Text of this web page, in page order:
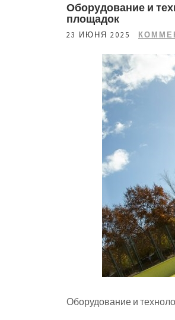
Оборудование и
площадок
23 ИЮНЯ 2025
Оборудование и